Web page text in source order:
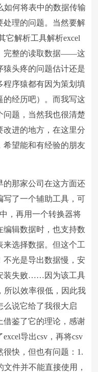
如何将表中的数据传输
处理的问题。当然要解
它解析工具解析excel
完整的读取数据——这
猿头疼的问题估计还是
程序猿都有因为策划填
的经历吧）。而我写这
问题，当然我也很清楚
改进的地方，在这里分
希望能和有经验的朋友
的那家公司在这方面还
写了一个辅助工具，可
，再用一个转换器将
编辑数据时，也支持数
选择数据。但这个工
光是导出数据慢，安
装失败……因为该工具
所以效率很低，因此我
么说它给了我很大启
借鉴了它的理论，感谢
导出csv，再将csv
快，但也有问题：1.
件并不能直接使用，